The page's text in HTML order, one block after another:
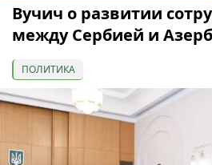
Вучич о развитии
между Сербией и
ПОЛИТИКА